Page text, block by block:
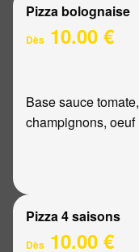
Pizza bolognaise
Dès 10.00 €
Base sauce
champignons, oeuf
Pizza 4 saisons
Dès 10.00 €